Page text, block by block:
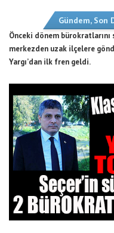
Gündem, Son
Önceki dönem
merkezden uzak ilçelere
Yargı’dan ilk fren geldi.